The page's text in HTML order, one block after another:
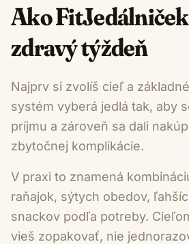
Ako
zdravý týždeň
Najprv si zvolíš cieľ a
systém vyberá jedlá tak, aby
príjmu a zároveň sa dali
zbytočnej komplikácie.
V praxi to znamená
raňajok, sýtych obedov,
snackov podľa potreby.
vieš zopakovať, nie